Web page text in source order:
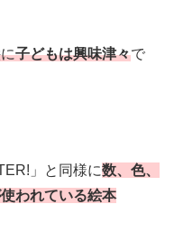
子どもは興味津々で
」と同様に数、色、
われている絵本